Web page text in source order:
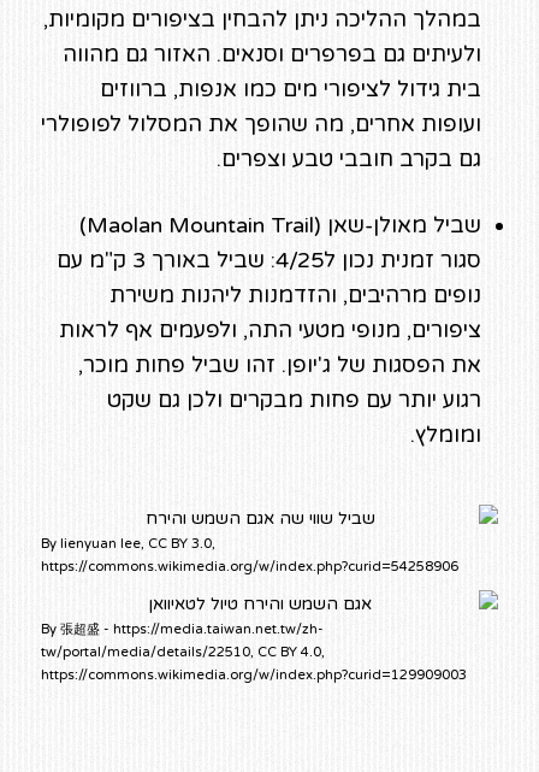
במהלך ההליכה ניתן להבחין בציפורים מקומיות,
ולעיתים גם בפרפרים וסנאים. האזור גם מהווה
בית גידול לציפורי מים כמו אנפות, ברווזים
ועופות אחרים, מה שהופך את המסלול לפופולרי
גם בקרב חובבי טבע וצפרים.
שביל מאולן-שאן (Maolan Mountain Trail)
סגור זמנית נכון ל4/25: שביל באורך 3 ק"מ עם
נופים מרהיבים, והזדמנות ליהנות משירת
ציפורים, מנופי מטעי התה, ולפעמים אף לראות
את הפסגות של ג'יופן. זהו שביל פחות מוכר,
רגוע יותר עם פחות מבקרים ולכן גם שקט
ומומלץ.
By lienyuan lee, CC BY 3.0,
https://commons.wikimedia.org/w/index.php?curid=54258906
By 張超盛 - https://media.taiwan.net.tw/zh-
tw/portal/media/details/22510, CC BY 4.0,
https://commons.wikimedia.org/w/index.php?curid=129909003